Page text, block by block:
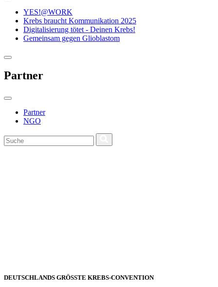
YES!@WORK
Krebs braucht Kommunikation 2025
Digitalisierung tötet - Deinen Krebs!
Gemeinsam gegen Glioblastom
Partner
Partner
NGO
DEUTSCHLANDS GRÖSSTE KREBS‑CONVENTION